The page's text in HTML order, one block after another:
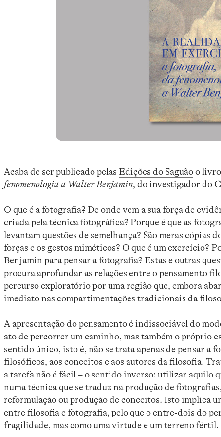
Acaba de ser publicado pelas Edições do Saguãoo
fenomenologia a Walter Benjamin, do investigador do
O que é a fotografia? De onde vem a sua força de
criada pela técnica fotográfica? Porque é que as
levantam questões de semelhança? São meras cópias
forças e os gestos miméticos? O que é um exercício?
Benjamin para pensar a fotografia? Estas e outras
procura aprofundar as relações entre o pensamento
percurso exploratório por uma região que, embora
imediato nas compartimentações tradicionais da
A apresentação do pensamento é indissociável do
ato de percorrer um caminho, mas também o próprio
sentido único, isto é, não se trata apenas de pensar a
filosóficos, aos conceitos e aos autores da filosofia.
a tarefa não é fácil – o sentido inverso: utilizar aquilo
numa técnica que se traduz na produção de
reformulação ou produção de conceitos. Isto implica
entre filosofia e fotografia, pelo que o entre-dois do
fragilidade, mas como uma virtude e um terreno fértil.